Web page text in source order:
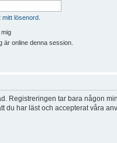
lösenord.
mig
är online denna session.
Registreringen tar bara någon
du har läst och accepterat våra